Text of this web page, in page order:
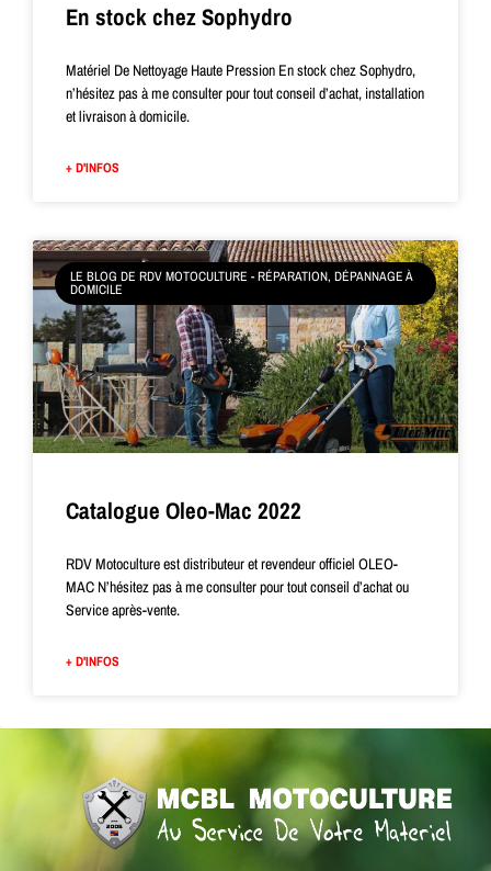
En stock chez Sophydro
Matériel De Nettoyage Haute Pression En stock chez Sophydro,
n’hésitez pas à me consulter pour tout conseil d’achat, installation
et livraison à domicile.
+ D'INFOS
LE BLOG DE RDV MOTOCULTURE - RÉPARATION, DÉPANNAGE À
DOMICILE
Catalogue Oleo-Mac 2022
RDV Motoculture est distributeur et revendeur officiel OLEO-
MAC N’hésitez pas à me consulter pour tout conseil d’achat ou
Service après-vente.
+ D'INFOS